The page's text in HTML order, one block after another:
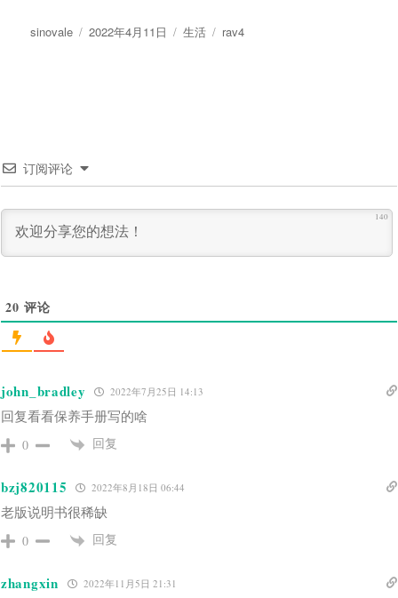
作
sinovale
发
2022年4月11日
分
生活
标
rav4
订阅评论
140
20 评论
john_bradley 2022年7月25日 14:13
回复看看保养手册写的啥
0 回复
bzj820115 2022年8月18日 06:44
老版说明书很稀缺
0 回复
zhangxin 2022年11月5日 21:31